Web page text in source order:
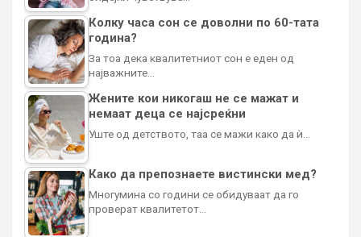
Колку часа сон се доволни по 60-тата
година?
За тоа дека квалитетниот сон е еден од
најважните…
Жените кои никогаш не се мажат и
немаат деца се најсреќни
Уште од детството, таа се мажи како да ѝ…
Како да препознаете вистински мед?
Многумина со години се обидуваат да го
проверат квалитетот…